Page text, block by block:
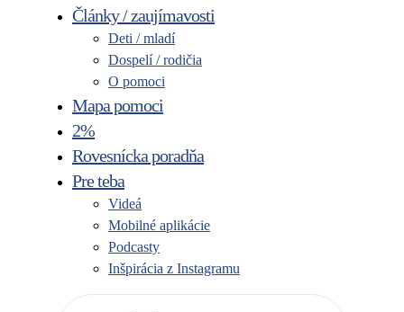
Články / zaujímavosti
Deti / mladí
Dospelí / rodičia
O pomoci
Mapa pomoci
2%
Rovesnícka poradňa
Pre teba
Videá
Mobilné aplikácie
Podcasty
Inšpirácia z Instagramu